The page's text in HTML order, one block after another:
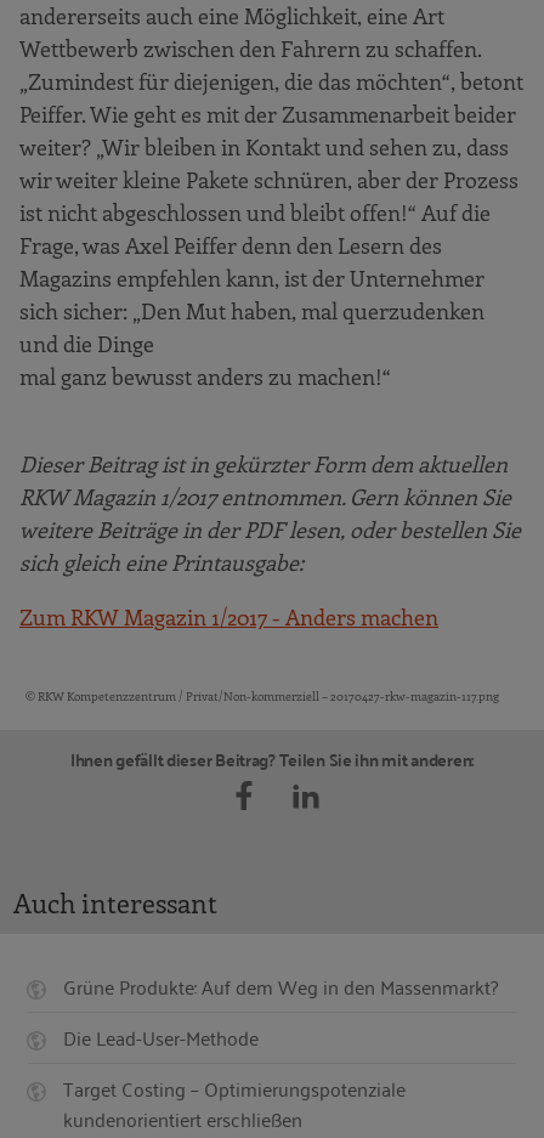
andererseits auch eine Möglichkeit, eine Art
Wettbewerb zwischen den Fahrern zu schaffen.
„Zumindest für diejenigen, die das möchten“, betont
Peiffer. Wie geht es mit der Zusammenarbeit beider
weiter? „Wir bleiben in Kontakt und sehen zu, dass
wir weiter kleine Pakete schnüren, aber der Prozess
ist nicht abgeschlossen und bleibt offen!“ Auf die
Frage, was Axel Peiffer denn den Lesern des
Magazins empfehlen kann, ist der Unternehmer
sich sicher: „Den Mut haben, mal querzudenken
und die Dinge
mal ganz bewusst anders zu machen!“
Dieser Beitrag ist in gekürzter Form dem aktuellen
RKW Magazin 1/2017 entnommen. Gern können Sie
weitere Beiträge in der PDF lesen, oder bestellen Sie
sich gleich eine Printausgabe:
Zum RKW Magazin 1/2017 - Anders machen
Bildquellen und Copyright-Hinweise
© RKW Kompetenzzentrum / Privat/Non-kommerziell – 20170427-rkw-magazin-117.png
Ihnen gefällt dieser Beitrag? Teilen Sie ihn mit anderen:
Auch interessant
Grüne Produkte: Auf dem Weg in den Massenmarkt?
Die Lead-User-Methode
Target Costing – Optimierungspotenziale
kundenorientiert erschließen